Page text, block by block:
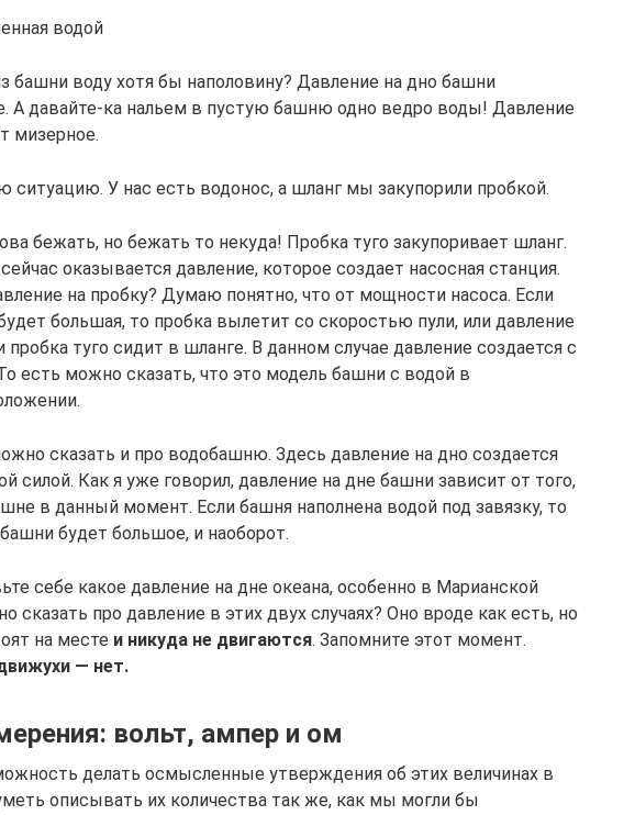
водой
башни воду хотя бы наполовину? Давление на дно башни
А давайте-ка нальем в пустую башню одно ведро воды! Давление
мизерное.
ситуацию. У нас есть водонос, а шланг мы закупорили пробкой.
бежать, но бежать то некуда! Пробка туго закупоривает шланг.
оказывается давление, которое создает насосная станция.
на пробку? Думаю понятно, что от мощности насоса. Если
большая, то пробка вылетит со скоростью пули, или давление
пробка туго сидит в шланге. В данном случае давление создается с
есть можно сказать, что это модель башни с водой в
сказать и про водобашню. Здесь давление на дно создается
силой. Как я уже говорил, давление на дне башни зависит от того,
в данный момент. Если башня наполнена водой под завязку, то
будет большое, и наоборот.
себе какое давление на дне океана, особенно в Марианской
сказать про давление в этих двух случаях? Оно вроде как есть, но
на месте и никуда не двигаются. Запомните этот момент.
— нет.
вольт, ампер и ом
делать осмысленные утверждения об этих величинах в
описывать их количества так же, как мы могли бы